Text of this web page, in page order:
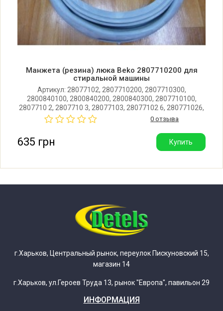
Beko 2313C 6223427100
Beko 2313C 6223441100
Beko 2314B 6206202999
Beko 2314BY 6211402000
Beko 2316C 6202202000
Beko 2317B 6203202000
Beko 3350 6223483100
Beko 6108 6223522100
Beko BF1000TH 6213437100
Манжета (резина) люка Beko 2807710200 для
стиральной машины
Артикул: 28077102, 2807710200, 2807710300,
2800840100, 2800840200, 2800840300, 2807710100,
2807710 2, 2807710 3, 28077103, 28077102 6, 280771026,
28077102 5 (280771025). Высококачественная манжета
люка для Beko, Arcelik, Blomberg, SEG, LG.
0 отзыва
635 грн Купить
г.Харьков, Центральный рынок, переулок Пискуновский 15,
магазин 14
г.Харьков, ул.Героев Труда 13, рынок "Европа", павильон 29
ИНФОРМАЦИЯ